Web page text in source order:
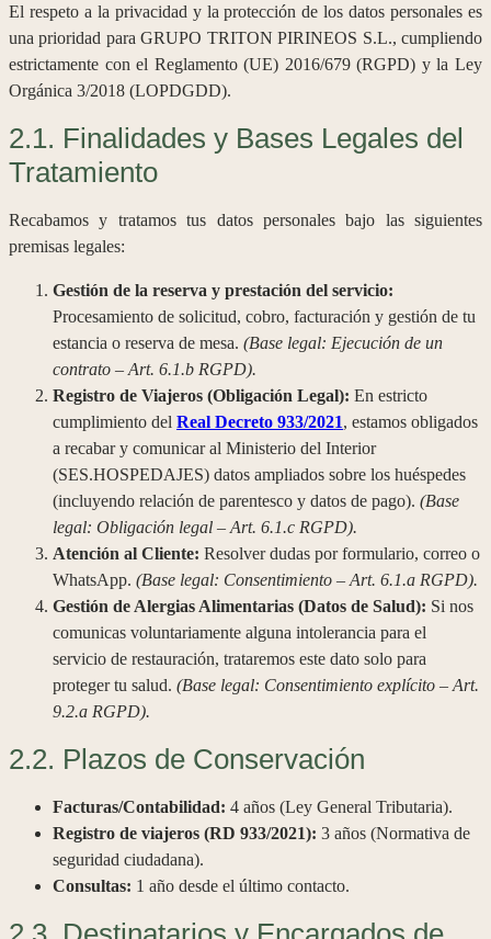
El respeto a la privacidad y la protección de los datos personales es
una prioridad para GRUPO TRITON PIRINEOS S.L., cumpliendo
estrictamente con el Reglamento (UE) 2016/679 (RGPD) y la Ley
Orgánica 3/2018 (LOPDGDD).
2.1. Finalidades y Bases Legales del
Tratamiento
Recabamos y tratamos tus datos personales bajo las siguientes
premisas legales:
Gestión de la reserva y prestación del servicio:
Procesamiento de solicitud, cobro, facturación y gestión de tu
estancia o reserva de mesa. (Base legal: Ejecución de un
contrato – Art. 6.1.b RGPD).
Registro de Viajeros (Obligación Legal): En estricto
cumplimiento del Real Decreto 933/2021, estamos obligados
a recabar y comunicar al Ministerio del Interior
(SES.HOSPEDAJES) datos ampliados sobre los huéspedes
(incluyendo relación de parentesco y datos de pago). (Base
legal: Obligación legal – Art. 6.1.c RGPD).
Atención al Cliente: Resolver dudas por formulario, correo o
WhatsApp. (Base legal: Consentimiento – Art. 6.1.a RGPD).
Gestión de Alergias Alimentarias (Datos de Salud): Si nos
comunicas voluntariamente alguna intolerancia para el
servicio de restauración, trataremos este dato solo para
proteger tu salud. (Base legal: Consentimiento explícito – Art.
9.2.a RGPD).
2.2. Plazos de Conservación
Facturas/Contabilidad: 4 años (Ley General Tributaria).
Registro de viajeros (RD 933/2021): 3 años (Normativa de
seguridad ciudadana).
Consultas: 1 año desde el último contacto.